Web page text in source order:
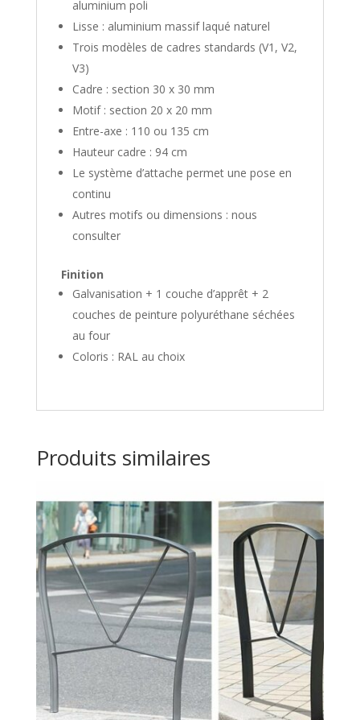
aluminium poli
Lisse : aluminium massif laqué naturel
Trois modèles de cadres standards (V1, V2,
V3)
Cadre : section 30 x 30 mm
Motif : section 20 x 20 mm
Entre-axe : 110 ou 135 cm
Hauteur cadre : 94 cm
Le système d’attache permet une pose en
continu
Autres motifs ou dimensions : nous
consulter
Finition
Galvanisation + 1 couche d’apprêt + 2
couches de peinture polyuréthane séchées
au four
Coloris : RAL au choix
Produits similaires